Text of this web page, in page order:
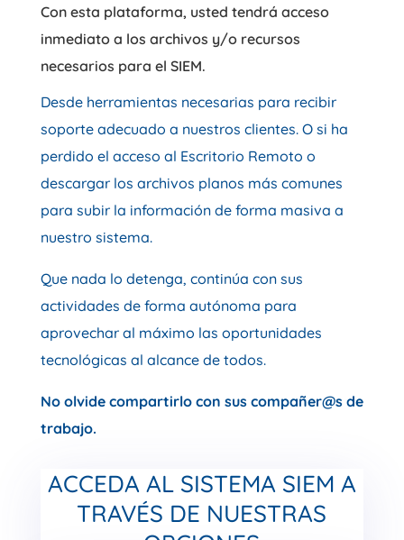
Con esta plataforma, usted tendrá acceso
inmediato a los archivos y/o recursos
necesarios para el SIEM.
Desde herramientas necesarias para recibir
soporte adecuado a nuestros clientes. O si ha
perdido el acceso al Escritorio Remoto o
descargar los archivos planos más comunes
para subir la información de forma masiva a
nuestro sistema.
Que nada lo detenga, continúa con sus
actividades de forma autónoma para
aprovechar al máximo las oportunidades
tecnológicas al alcance de todos.
No olvide compartirlo con sus compañer@s de
trabajo.
ACCEDA AL SISTEMA SIEM A
TRAVÉS DE NUESTRAS